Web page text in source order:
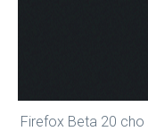
Firefox Beta 20